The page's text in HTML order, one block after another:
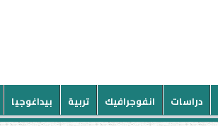
دراسات انفوجرافيك تربية بيداغوجيا